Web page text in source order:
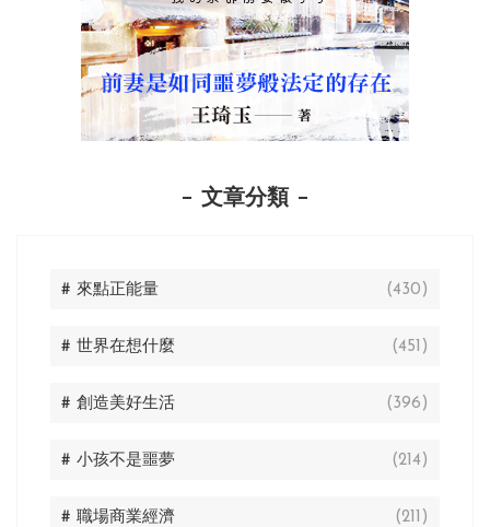
文章分類
# 來點正能量 (430)
# 世界在想什麼 (451)
# 創造美好生活 (396)
# 小孩不是噩夢 (214)
# 職場商業經濟 (211)